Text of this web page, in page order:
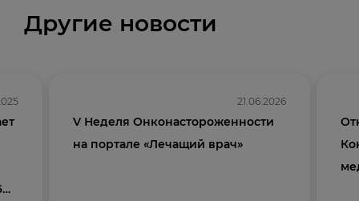
Другие новости
21.06.2026
V Неделя Онконастороженности
на портале «Лечащий врач»